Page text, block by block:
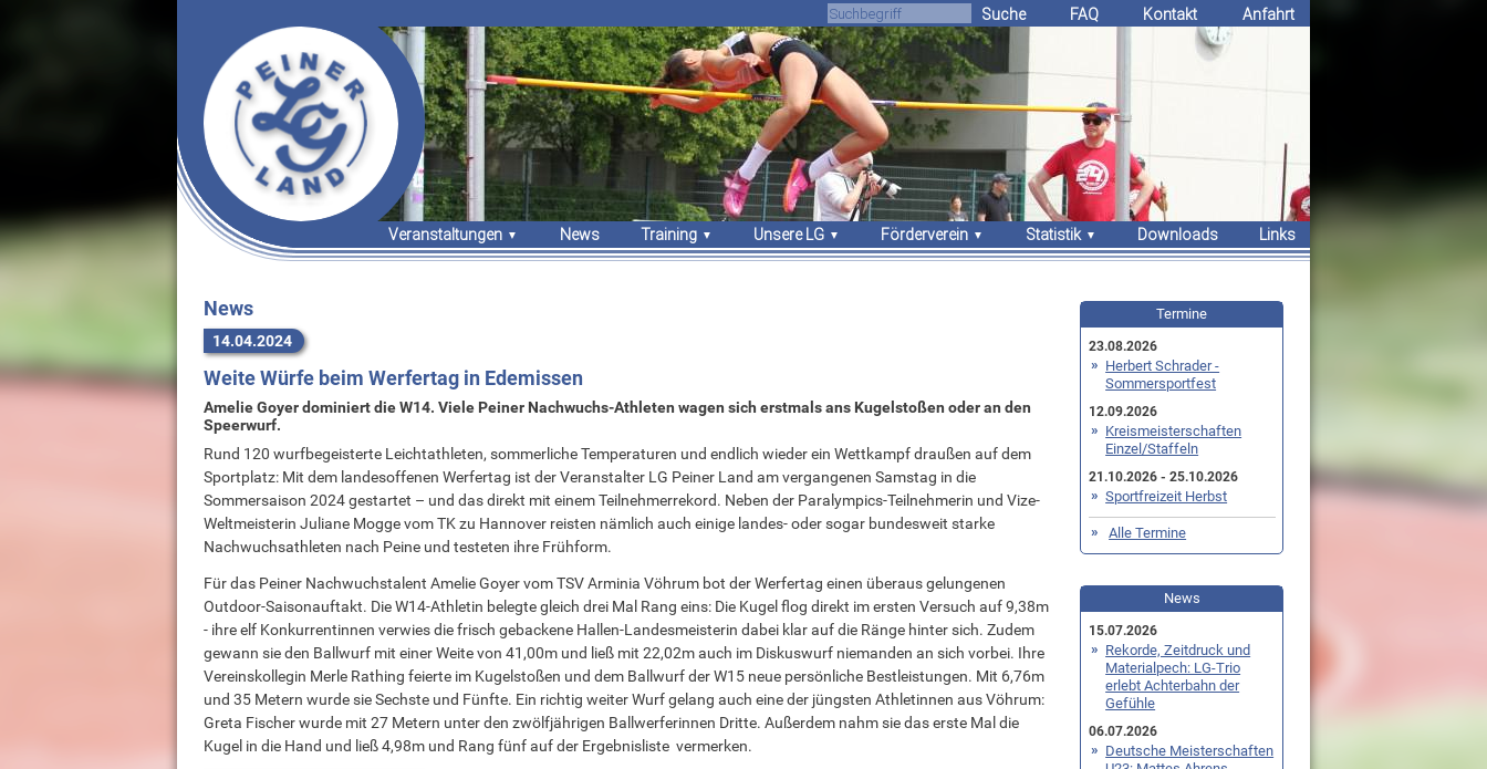
Veranstaltungen
Termine & Ergebnisse
News
Training
Trainingszeiten
Unsere LG
Über uns
Förderverein
Unsere Arbeit
Statistik
Erfolge
Downloads Links
Suche FAQ Kontakt Anfahrt
News
14.04.2024
Weite Würfe beim Werfertag in Edemissen
Amelie Goyer dominiert die W14. Viele Peiner Nachwuchs-Athleten wagen sich erstmals ans Kugelstoßen oder an den
Speerwurf.
Rund 120 wurfbegeisterte Leichtathleten, sommerliche Temperaturen und endlich wieder ein Wettkampf draußen auf dem
Sportplatz: Mit dem landesoffenen Werfertag ist der Veranstalter LG Peiner Land am vergangenen Samstag in die
Sommersaison 2024 gestartet – und das direkt mit einem Teilnehmerrekord. Neben der Paralympics-Teilnehmerin und Vize-
Weltmeisterin Juliane Mogge vom TK zu Hannover reisten nämlich auch einige landes- oder sogar bundesweit starke
Nachwuchsathleten nach Peine und testeten ihre Frühform.
Für das Peiner Nachwuchstalent Amelie Goyer vom TSV Arminia Vöhrum bot der Werfertag einen überaus gelungenen
Outdoor-Saisonauftakt. Die W14-Athletin belegte gleich drei Mal Rang eins: Die Kugel flog direkt im ersten Versuch auf 9,38m
- ihre elf Konkurrentinnen verwies die frisch gebackene Hallen-Landesmeisterin dabei klar auf die Ränge hinter sich. Zudem
gewann sie den Ballwurf mit einer Weite von 41,00m und ließ mit 22,02m auch im Diskuswurf niemanden an sich vorbei. Ihre
Vereinskollegin Merle Rathing feierte im Kugelstoßen und dem Ballwurf der W15 neue persönliche Bestleistungen. Mit 6,76m
und 35 Metern wurde sie Sechste und Fünfte. Ein richtig weiter Wurf gelang auch eine der jüngsten Athletinnen aus Vöhrum:
Greta Fischer wurde mit 27 Metern unter den zwölfjährigen Ballwerferinnen Dritte. Außerdem nahm sie das erste Mal die
Kugel in die Hand und ließ 4,98m und Rang fünf auf der Ergebnisliste vermerken.
Termine
23.08.2026
Herbert Schrader -
Sommersportfest
12.09.2026
Kreismeisterschaften
Einzel/Staffeln
21.10.2026 - 25.10.2026
Sportfreizeit Herbst
Alle Termine
News
15.07.2026
Rekorde, Zeitdruck und
Materialpech: LG-Trio
erlebt Achterbahn der
Gefühle
06.07.2026
Deutsche Meisterschaften